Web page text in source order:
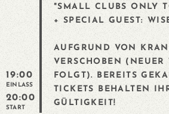
19:00
EINLASS
20:00
START
"SMALL CLUBS ONLY
+ SPECIAL GUEST:
AUFGRUND VON
VERSCHOBEN (NEUER
FOLGT). BEREITS
TICKETS BEHALTEN
GÜLTIGKEIT!